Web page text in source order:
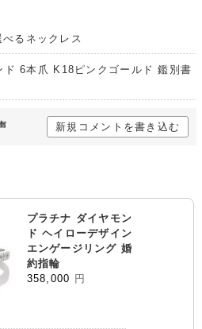
べるネックレス
ド 6本爪 K18ピンクゴールド 鑑別書
新規コメントを書き込む
プラチナ ダイヤモン
ド ヘイローデザイン
エンゲージリング 婚
約指輪
358,000 円